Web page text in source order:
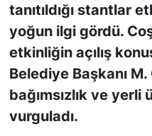
tanıtıldığı stantlar
yoğun ilgi gördü.
etkinliğin açılış
Belediye Başkanı
bağımsızlık ve
vurguladı.
TÜRKİYE VE
VİDEO GALERİ
YAŞAM